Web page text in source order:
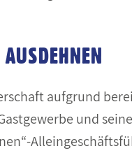
aufgrund
und